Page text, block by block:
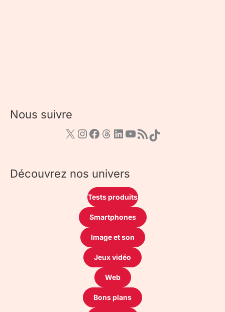
Nous suivre
Découvrez nos univers
Tests produits
Smartphones
Image et son
Jeux vidéo
Web
Bons plans